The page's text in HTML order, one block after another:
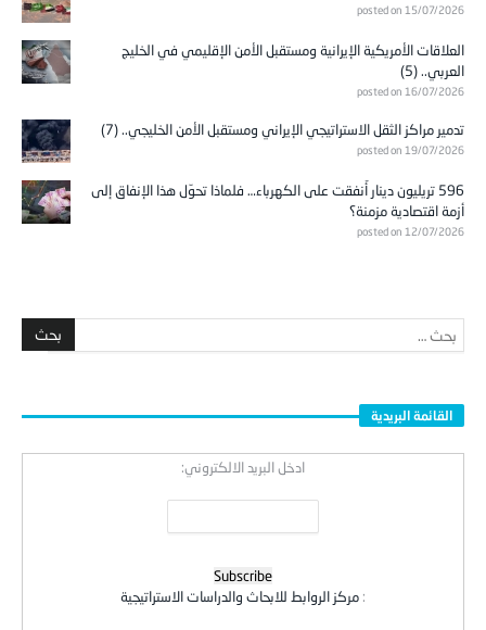
posted on 15/07/2026
العلاقات الأمريكية الإيرانية ومستقبل الأمن الإقليمي في الخليج
العربي.. (5)
posted on 16/07/2026
تدمير مراكز الثقل الاستراتيجي الإيراني ومستقبل الأمن الخليجي.. (7)
posted on 19/07/2026
596 تريليون دينار أُنفقت على الكهرباء… فلماذا تحوّل هذا الإنفاق إلى
أزمة اقتصادية مزمنة؟
posted on 12/07/2026
القائمة البريدية
ادخل البريد الالكتروني:
: مركز الروابط للابحاث والدراسات الاستراتيجية